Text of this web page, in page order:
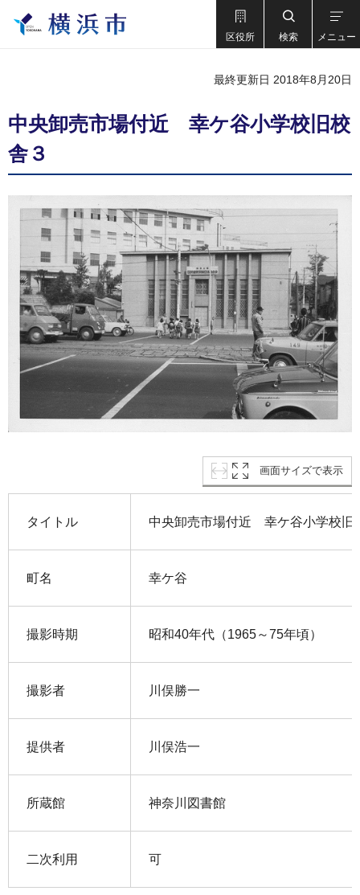
区役所 検索 メニュー
最終更新日 2018年8月20日
中央卸売市場付近 幸ケ谷小学校旧校
舎３
画面サイズで表示
タイトル 中央卸売市場付近 幸ケ谷小学校旧
町名 幸ケ谷
撮影時期 昭和40年代（1965～75年頃）
撮影者 川俣勝一
提供者 川俣浩一
所蔵館 神奈川図書館
二次利用 可